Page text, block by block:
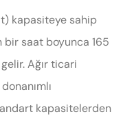
kapasiteye sahip
bir saat boyunca 165
Ağır ticari
kapasitelerden